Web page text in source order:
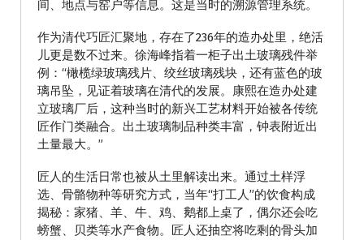
间、地点与窑户等信息。这是当时的溯源管理系统。
作为清代巧匠汇聚地，存在了236年的造办处里，绝活
儿更是数不过来。徐海峰指着一柜子出土玻璃残件举
例：“橄榄绿玻璃残片、绞丝玻璃残块，还有蓝色的玻
璃吊坠，见证着玻璃在清代的发展。康熙在造办处建
立玻璃厂后，这种当时的新兴工艺材料开始被各传统
匠作门类融合。出土玻璃制品种类丰富，钟表附近出
土量最大。”
匠人的生活日常也被从土里解读出来。通过土样浮
选、骨骼物种等研究方式，当年“打工人”的饮食构成
揭秘：家猪、羊、牛、鸡、鹅都上桌了，偶尔还会吃
螃蟹、贝类等水产食物。匠人还抽空将吃剩的骨头加